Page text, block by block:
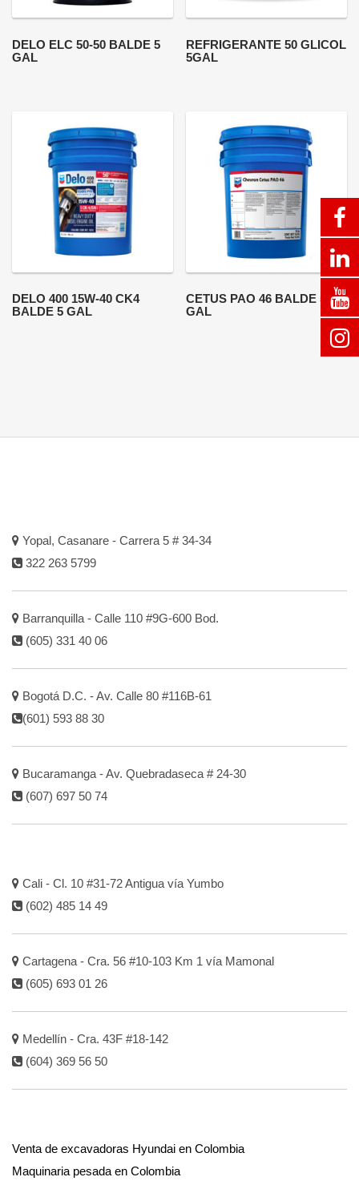
DELO ELC 50-50 BALDE 5
GAL
REFRIGERANTE 50 GLICOL
5GAL
DELO 400 15W-40 CK4
BALDE 5 GAL
CETUS PAO 46 BALDE 5
GAL
Yopal, Casanare - Carrera 5 # 34-34
322 263 5799
Barranquilla - Calle 110 #9G-600 Bod.
(605) 331 40 06
Bogotá D.C. - Av. Calle 80 #116B-61
(601) 593 88 30
Bucaramanga - Av. Quebradaseca # 24-30
(607) 697 50 74
Cali - Cl. 10 #31-72 Antigua vía Yumbo
(602) 485 14 49
Cartagena - Cra. 56 #10-103 Km 1 vía Mamonal
(605) 693 01 26
Medellín - Cra. 43F #18-142
(604) 369 56 50
Venta de excavadoras Hyundai en Colombia
Maquinaria pesada en Colombia